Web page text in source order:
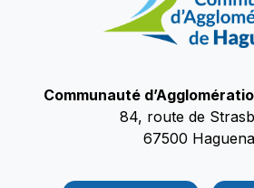
Communauté
84, route de
67500